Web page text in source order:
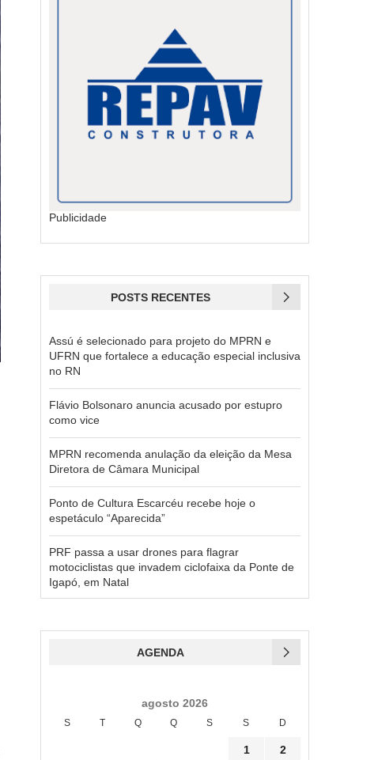
Publicidade
POSTS RECENTES
Assú é selecionado para projeto do MPRN e
UFRN que fortalece a educação especial inclusiva
no RN
Flávio Bolsonaro anuncia acusado por estupro
como vice
MPRN recomenda anulação da eleição da Mesa
Diretora de Câmara Municipal
Ponto de Cultura Escarcéu recebe hoje o
espetáculo “Aparecida”
PRF passa a usar drones para flagrar
motociclistas que invadem ciclofaixa da Ponte de
Igapó, em Natal
AGENDA
agosto 2026
S T Q Q S S D
1 2